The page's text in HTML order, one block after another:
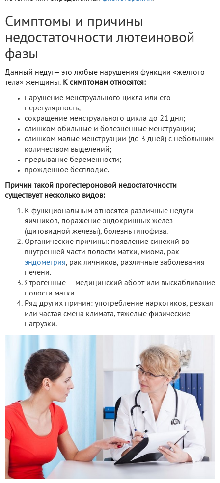
Симптомы и причины
недостаточности лютеиновой
фазы
Данный недуг— это любые нарушения функции «желтого
тела» женщины. К симптомам относятся:
нарушение менструального цикла или его
нерегулярность;
сокращение менструального цикла до 21 дня;
слишком обильные и болезненные менструации;
слишком малые менструации (до 3 дней) с небольшим
количеством выделений;
прерывание беременности;
врожденное бесплодие.
Причин такой прогестероновой недостаточности
существует несколько видов:
К функциональным относятся различные недуги
яичников, поражение эндокринных желез
(щитовидной железы), болезнь гипофиза.
Органические причины: появление синехий во
внутренней части полости матки, миома, рак
эндометрия, рак яичников, различные заболевания
печени.
Ятрогенные — медицинский аборт или выскабливание
полости матки.
Ряд других причин: употребление наркотиков, резкая
или частая смена климата, тяжелые физические
нагрузки.